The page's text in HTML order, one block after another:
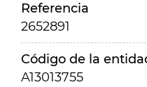
Referencia
2652891
Código de la
A13013755